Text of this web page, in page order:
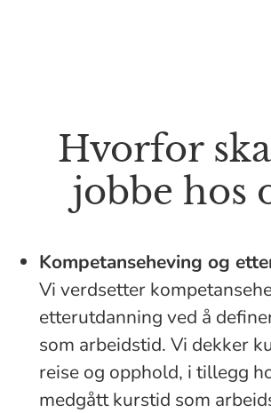
Hvorfor
jobbe hos
Kompetanseheving og
Vi verdsetter
etterutdanning ved å
som arbeidstid. Vi dekker
reise og opphold, i tillegg
medgått kurstid som